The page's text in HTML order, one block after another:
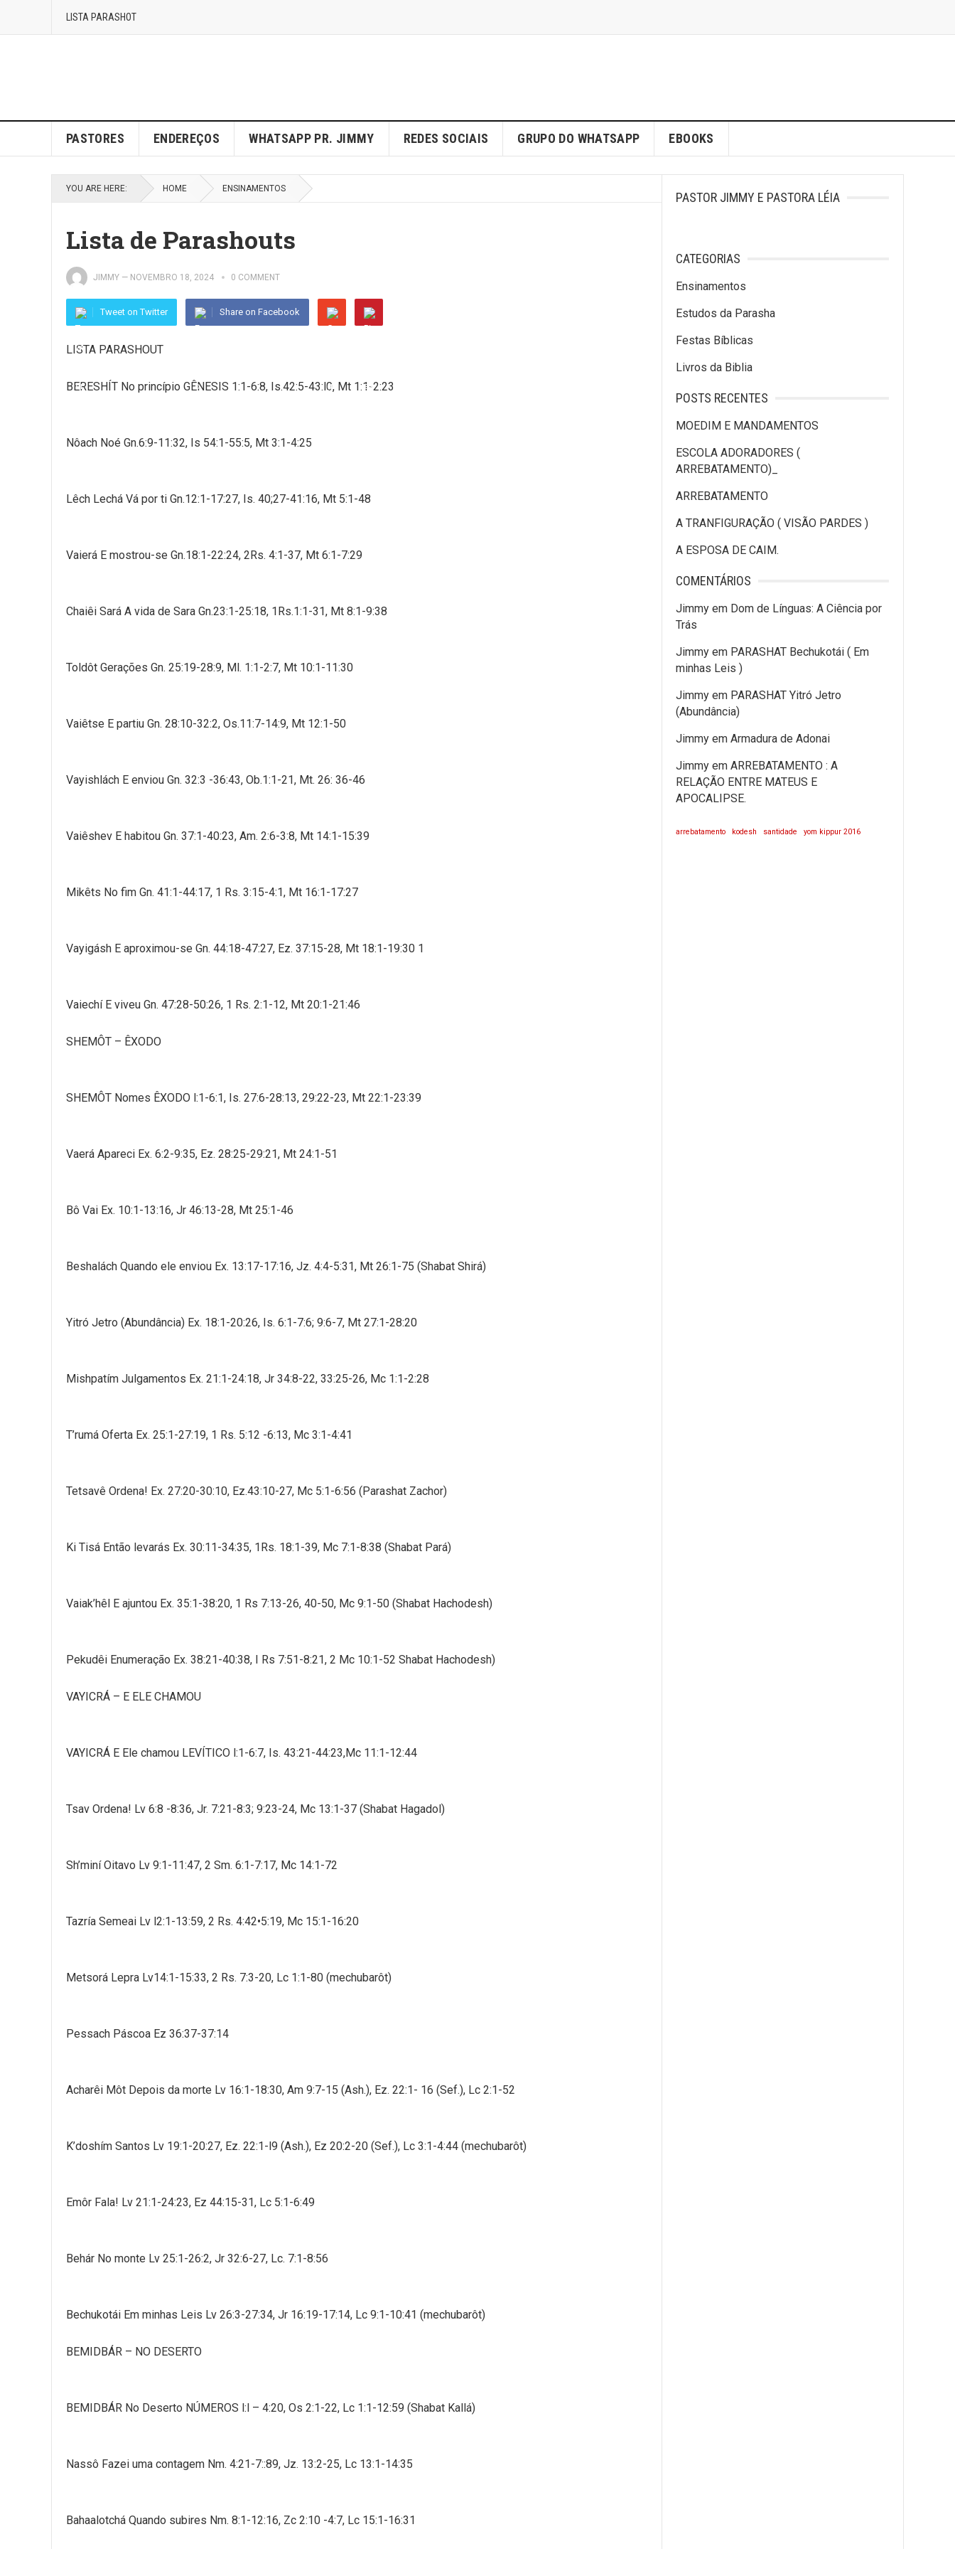
LISTA PARASHOT
PASTORES ENDEREÇOS WHATSAPP PR. JIMMY REDES SOCIAIS GRUPO DO WHATSAPP EBOOKS
YOU ARE HERE: HOME ENSINAMENTOS
Lista de Parashouts
JIMMY — NOVEMBRO 18, 2024 0 COMMENT
Tweet on Twitter Share on Facebook
LISTA PARASHOUT
BERESHÍT No princípio GÊNESIS 1:1-6:8, Is.42:5-43:l0, Mt 1:1-2:23
Nôach Noé Gn.6:9-11:32, Is 54:1-55:5, Mt 3:1-4:25
Lêch Lechá Vá por ti Gn.12:1-17:27, Is. 40;27-41:16, Mt 5:1-48
Vaierá E mostrou-se Gn.18:1-22:24, 2Rs. 4:1-37, Mt 6:1-7:29
Chaiêi Sará A vida de Sara Gn.23:1-25:18, 1Rs.1:1-31, Mt 8:1-9:38
Toldôt Gerações Gn. 25:19-28:9, Ml. 1:1-2:7, Mt 10:1-11:30
Vaiêtse E partiu Gn. 28:10-32:2, Os.11:7-14:9, Mt 12:1-50
Vayishlách E enviou Gn. 32:3 -36:43, Ob.1:1-21, Mt. 26: 36-46
Vaiêshev E habitou Gn. 37:1-40:23, Am. 2:6-3:8, Mt 14:1-15:39
Mikêts No fim Gn. 41:1-44:17, 1 Rs. 3:15-4:1, Mt 16:1-17:27
Vayigásh E aproximou-se Gn. 44:18-47:27, Ez. 37:15-28, Mt 18:1-19:30 1
Vaiechí E viveu Gn. 47:28-50:26, 1 Rs. 2:1-12, Mt 20:1-21:46
SHEMÔT – ÊXODO
SHEMÔT Nomes ÊXODO l:1-6:1, Is. 27:6-28:13, 29:22-23, Mt 22:1-23:39
Vaerá Apareci Ex. 6:2-9:35, Ez. 28:25-29:21, Mt 24:1-51
Bô Vai Ex. 10:1-13:16, Jr 46:13-28, Mt 25:1-46
Beshalách Quando ele enviou Ex. 13:17-17:16, Jz. 4:4-5:31, Mt 26:1-75 (Shabat Shirá)
Yitró Jetro (Abundância) Ex. 18:1-20:26, Is. 6:1-7:6; 9:6-7, Mt 27:1-28:20
Mishpatím Julgamentos Ex. 21:1-24:18, Jr 34:8-22, 33:25-26, Mc 1:1-2:28
T’rumá Oferta Ex. 25:1-27:19, 1 Rs. 5:12 -6:13, Mc 3:1-4:41
Tetsavê Ordena! Ex. 27:20-30:10, Ez.43:10-27, Mc 5:1-6:56 (Parashat Zachor)
Ki Tisá Então levarás Ex. 30:11-34:35, 1Rs. 18:1-39, Mc 7:1-8:38 (Shabat Pará)
Vaiak’hêl E ajuntou Ex. 35:1-38:20, 1 Rs 7:13-26, 40-50, Mc 9:1-50 (Shabat Hachodesh)
Pekudêi Enumeração Ex. 38:21-40:38, I Rs 7:51-8:21, 2 Mc 10:1-52 Shabat Hachodesh)
VAYICRÁ – E ELE CHAMOU
VAYICRÁ E Ele chamou LEVÍTICO l:1-6:7, Is. 43:21-44:23,Mc 11:1-12:44
Tsav Ordena! Lv 6:8 -8:36, Jr. 7:21-8:3; 9:23-24, Mc 13:1-37 (Shabat Hagadol)
Sh’miní Oitavo Lv 9:1-11:47, 2 Sm. 6:1-7:17, Mc 14:1-72
Tazría Semeai Lv l2:1-13:59, 2 Rs. 4:42•5:19, Mc 15:1-16:20
Metsorá Lepra Lv14:1-15:33, 2 Rs. 7:3-20, Lc 1:1-80 (mechubarôt)
Pessach Páscoa Ez 36:37-37:14
Acharêi Môt Depois da morte Lv 16:1-18:30, Am 9:7-15 (Ash.), Ez. 22:1- 16 (Sef.), Lc 2:1-52
K’doshím Santos Lv 19:1-20:27, Ez. 22:1-l9 (Ash.), Ez 20:2-20 (Sef.), Lc 3:1-4:44 (mechubarôt)
Emôr Fala! Lv 21:1-24:23, Ez 44:15-31, Lc 5:1-6:49
Behár No monte Lv 25:1-26:2, Jr 32:6-27, Lc. 7:1-8:56
Bechukotái Em minhas Leis Lv 26:3-27:34, Jr 16:19-17:14, Lc 9:1-10:41 (mechubarôt)
BEMIDBÁR – NO DESERTO
BEMIDBÁR No Deserto NÚMEROS l:l – 4:20, Os 2:1-22, Lc 1:1-12:59 (Shabat Kallá)
Nassô Fazei uma contagem Nm. 4:21-7::89, Jz. 13:2-25, Lc 13:1-14:35
Bahaalotchá Quando subires Nm. 8:1-12:16, Zc 2:10 -4:7, Lc 15:1-16:31
PASTOR JIMMY E PASTORA LÉIA
CATEGORIAS
Ensinamentos
Estudos da Parasha
Festas Bíblicas
Livros da Biblia
POSTS RECENTES
MOEDIM E MANDAMENTOS
ESCOLA ADORADORES (
ARREBATAMENTO)_
ARREBATAMENTO
A TRANFIGURAÇÃO ( VISÃO PARDES )
A ESPOSA DE CAIM.
COMENTÁRIOS
Jimmy em Dom de Línguas: A Ciência por
Trás
Jimmy em PARASHAT Bechukotái ( Em
minhas Leis )
Jimmy em PARASHAT Yitró Jetro
(Abundância)
Jimmy em Armadura de Adonai
Jimmy em ARREBATAMENTO : A
RELAÇÃO ENTRE MATEUS E
APOCALIPSE.
arrebatamento kodesh santidade yom kippur 2016